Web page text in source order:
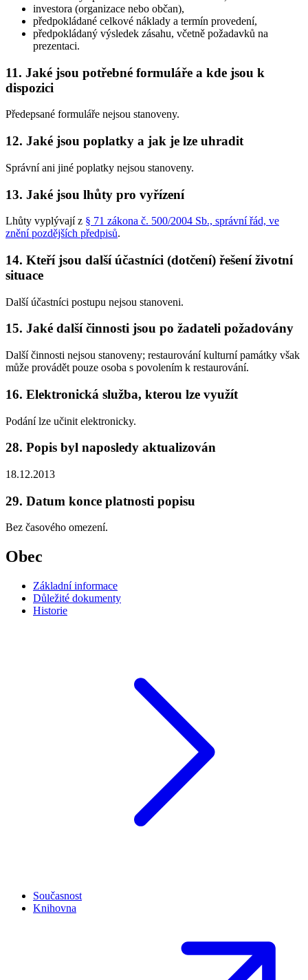
investora (organizace nebo občan),
předpokládané celkové náklady a termín provedení,
předpokládaný výsledek zásahu, včetně požadavků na
prezentaci.
11. Jaké jsou potřebné formuláře a kde jsou k
dispozici
Předepsané formuláře nejsou stanoveny.
12. Jaké jsou poplatky a jak je lze uhradit
Správní ani jiné poplatky nejsou stanoveny.
13. Jaké jsou lhůty pro vyřízení
Lhůty vyplývají z § 71 zákona č. 500/2004 Sb., správní řád, ve
znění pozdějších předpisů.
14. Kteří jsou další účastníci (dotčení) řešení životní
situace
Další účastníci postupu nejsou stanoveni.
15. Jaké další činnosti jsou po žadateli požadovány
Další činnosti nejsou stanoveny; restaurování kulturní památky však
může provádět pouze osoba s povolením k restaurování.
16. Elektronická služba, kterou lze využít
Podání lze učinit elektronicky.
28. Popis byl naposledy aktualizován
18.12.2013
29. Datum konce platnosti popisu
Bez časového omezení.
Obec
Základní informace
Důležité dokumenty
Historie
Současnost
Knihovna